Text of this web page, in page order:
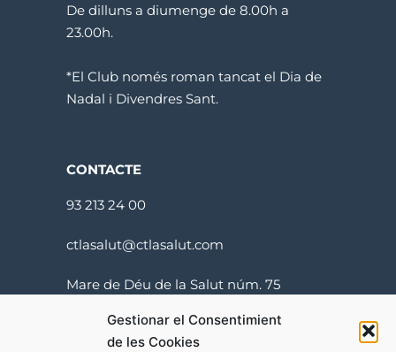
Gestionar el Consentimient
de les Cookies
De dilluns a diumenge de 8.00h a
23.00h.
*El Club només roman tancat el Dia de
Nadal i Divendres Sant.
CONTACTE
93 213 24 00
ctlasalut@ctlasalut.com
Mare de Déu de la Salut núm. 75